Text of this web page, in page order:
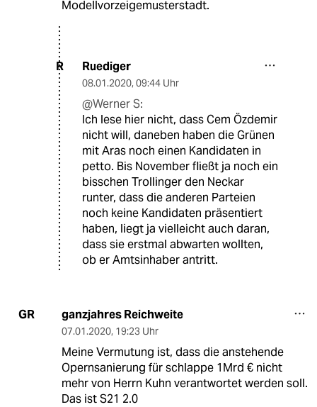
Modellvorzeigemusterstadt.
R Ruediger
08.01.2020, 09:44 Uhr
@Werner S:
Ich lese hier nicht, dass Cem Özdemir
nicht will, daneben haben die Grünen
mit Aras noch einen Kandidaten in
petto. Bis November fließt ja noch ein
bisschen Trollinger den Neckar
runter, dass die anderen Parteien
noch keine Kandidaten präsentiert
haben, liegt ja vielleicht auch daran,
dass sie erstmal abwarten wollten,
ob er Amtsinhaber antritt.
GR ganzjahres Reichweite
07.01.2020, 19:23 Uhr
Meine Vermutung ist, dass die anstehende
Opernsanierung für schlappe 1Mrd € nicht
mehr von Herrn Kuhn verantwortet werden soll.
Das ist S21 2.0